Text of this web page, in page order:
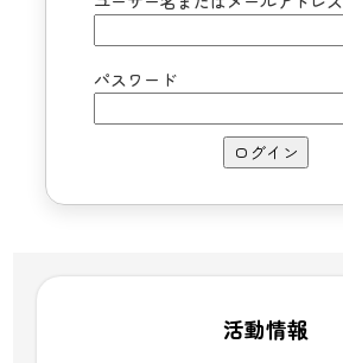
パスワード
活動情報